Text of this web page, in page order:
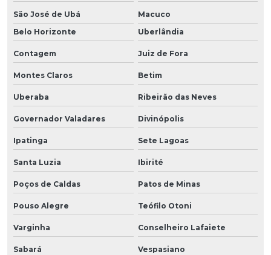
São José de Ubá
Macuco
Belo Horizonte
Uberlândia
Contagem Juiz de Fora
Montes Claros Betim
Uberaba Ribeirão das Neves
Governador Valadares Divinópolis
Ipatinga Sete Lagoas
Santa Luzia Ibirité
Poços de Caldas Patos de Minas
Pouso Alegre Teófilo Otoni
Varginha Conselheiro Lafaiete
Sabará Vespasiano